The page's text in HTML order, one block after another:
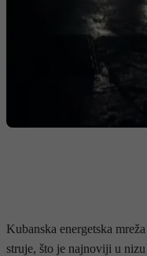
Kubanska energetska
struje, što je najnoviji u